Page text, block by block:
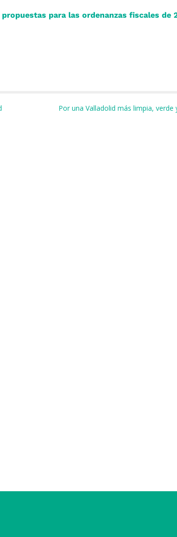
para las ordenanzas fiscales de
Por una Valladolid más limpia,